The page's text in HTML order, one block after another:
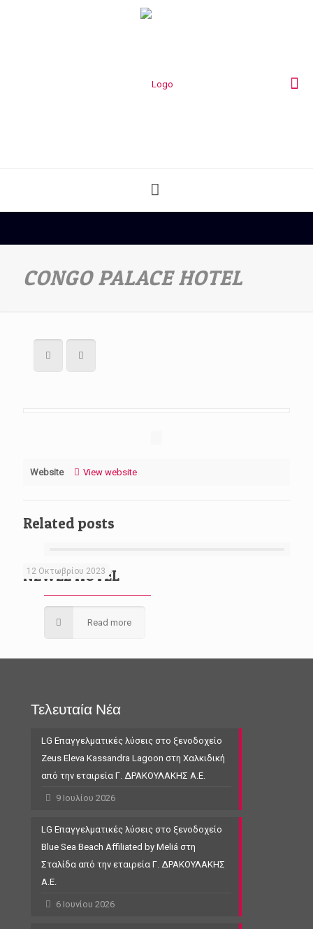
CONGO PALACE HOTEL
Website View website
Related posts
12 Οκτωβρίου 2023
NEWEL HOTEL
Read more
Τελευταία Νέα
LG Επαγγελματικές λύσεις στο ξενοδοχείο
Zeus Eleva Kassandra Lagoon στη Χαλκιδική
από την εταιρεία Γ. ΔΡΑΚΟΥΛΑΚΗΣ Α.Ε.
9 Ιουλίου 2026
LG Επαγγελματικές λύσεις στο ξενοδοχείο
Blue Sea Beach Affiliated by Meliá στη
Σταλίδα από την εταιρεία Γ. ΔΡΑΚΟΥΛΑΚΗΣ
Α.Ε.
6 Ιουνίου 2026